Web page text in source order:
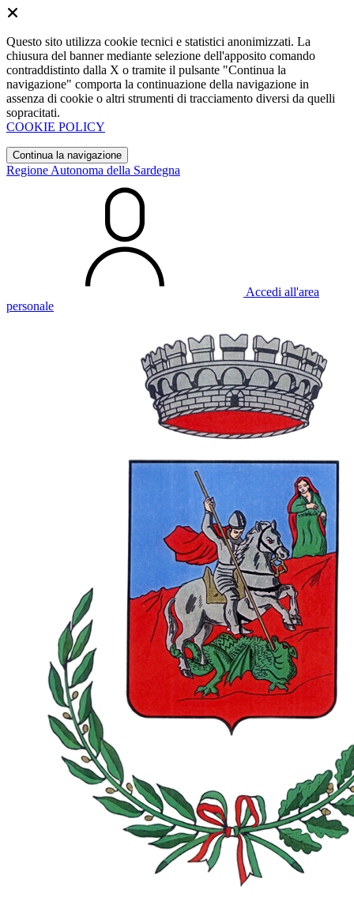
Questo sito utilizza cookie tecnici e statistici anonimizzati. La
chiusura del banner mediante selezione dell'apposito comando
contraddistinto dalla X o tramite il pulsante "Continua la
navigazione" comporta la continuazione della navigazione in
assenza di cookie o altri strumenti di tracciamento diversi da quelli
sopracitati.
COOKIE POLICY
Continua la navigazione
Regione Autonoma della Sardegna
Accedi all'area
personale